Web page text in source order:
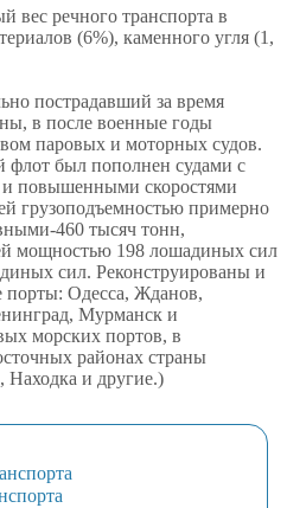
вес речного транспорта в
(6%), каменного угля (1,
пострадавший за время
в после военные годы
паровых и моторных судов.
флот был пополнен судами с
повышенными скоростями
грузоподъемностью примерно
460 тысяч тонн,
мощностью 198 лошадиных сил
сил. Реконструированы и
порты: Одесса, Жданов,
Мурманск и
морских портов, в
районах страны
Находка и другие.)